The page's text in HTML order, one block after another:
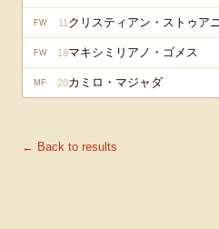
FW 11 クリスティアン・ストゥア
FW 18マキシミリアノ・ゴメス
MF 20カミロ・マジャダ
← Back to results